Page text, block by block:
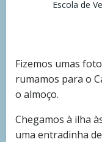
Escola de
Fizemos umas
rumamos para o
o almoço.
Chegamos à ilha
uma entradinha